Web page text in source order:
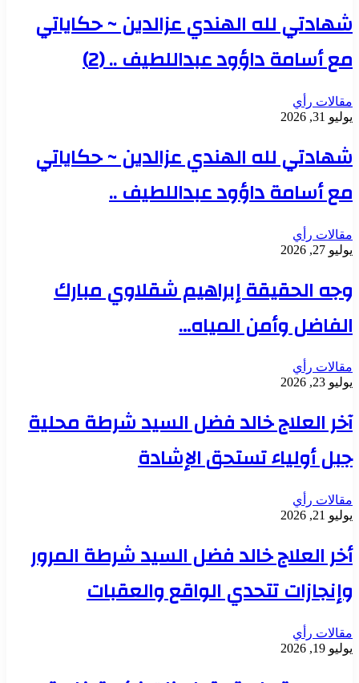
شهادتي لله الهندي عزالدين ~ حكاياتي
مع أسامة داؤود عبداللطيف .. (2)
مقالات رأي
يوليو 31, 2026
شهادتي لله الهندي عزالدين ~ حكاياتي
مع أسامة داؤود عبداللطيف ..
مقالات رأي
يوليو 27, 2026
وجه الحقيقة إبراهيم شقلاوي مبارك
الفاضل وأمن المياه…
مقالات رأي
يوليو 23, 2026
آخر العلاج خالد فضل السيد شرطة محلية
جبل أولياء تستحق الإشادة
مقالات رأي
يوليو 21, 2026
أخر العلاج خالد فضل السيد شرطة المرور
وإنجازات تتحدي الواقع والعقبات
مقالات رأي
يوليو 19, 2026